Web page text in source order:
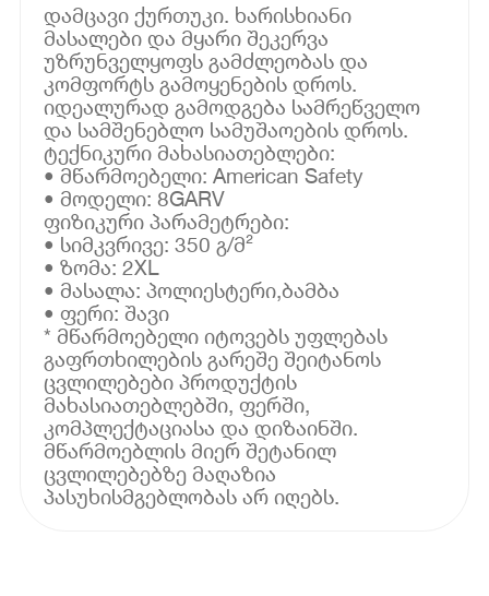
დამცავი ქურთუკი. ხარისხიანი
მასალები და მყარი შეკერვა
უზრუნველყოფს გამძლეობას და
კომფორტს გამოყენების დროს.
იდეალურად გამოდგება სამრეწველო
და სამშენებლო სამუშაოების დროს.
ტექნიკური მახასიათებლები:
• მწარმოებელი: American Safety
• მოდელი: 8GARV
ფიზიკური პარამეტრები:
• სიმკვრივე: 350 გ/მ²
• ზომა: 2XL
• მასალა: პოლიესტერი,ბამბა
• ფერი: შავი
* მწარმოებელი იტოვებს უფლებას
გაფრთხილების გარეშე შეიტანოს
ცვლილებები პროდუქტის
მახასიათებლებში, ფერში,
კომპლექტაციასა და დიზაინში.
მწარმოებლის მიერ შეტანილ
ცვლილებებზე მაღაზია
პასუხისმგებლობას არ იღებს.